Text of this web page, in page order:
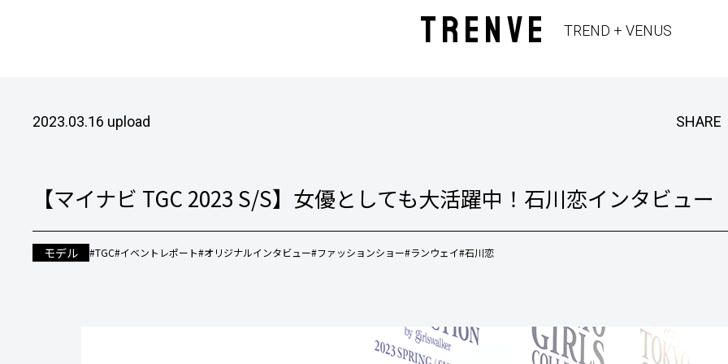
TRENVE TREND + VENUS
2023.03.16 upload SHARE
【マイナビ TGC 2023 S/S】女優としても大活躍中！石川恋インタビュー
モデル #TGC#イベントレポート#オリジナルインタビュー#ファッションショー#ランウェイ#石川恋